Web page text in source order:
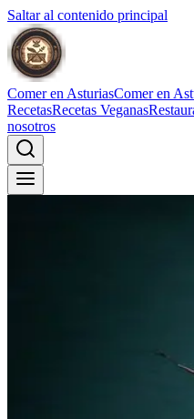
Saltar al contenido principal
Comer en AsturiasComer en
RecetasRecetas Veganas
nosotros